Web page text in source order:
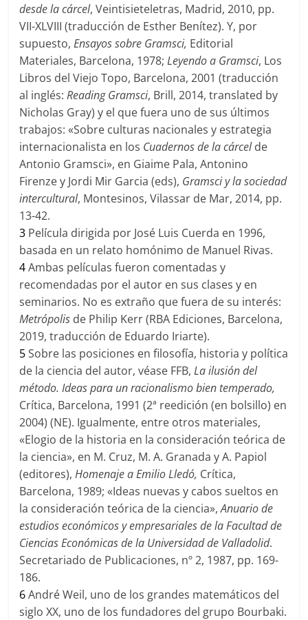
desde la cárcel, Veintisieteletras, Madrid, 2010, pp.
VII-XLVIII (traducción de Esther Benítez). Y, por
supuesto,Ensayos sobre Gramsci, Editorial
Materiales, Barcelona, 1978;Leyendo a Gramsci, Los
Libros del Viejo Topo, Barcelona, 2001 (traducción
al inglés:Reading Gramsci, Brill, 2014, translated by
Nicholas Gray) y el que fuera uno de sus últimos
trabajos: «Sobre culturas nacionales y estrategia
internacionalista en los Cuadernos de la cárcelde
Antonio Gramsci», en Giaime Pala, Antonino
Firenze y Jordi Mir Garcia (eds), Gramsci y la sociedad
intercultural, Montesinos, Vilassar de Mar, 2014, pp.
13-42.
3 Película dirigida por José Luis Cuerda en 1996,
basada en un relato homónimo de Manuel Rivas.
4Ambas películas fueron comentadas y
recomendadas por el autor en sus clases y en
seminarios. No es extraño que fuera de su interés:
Metrópolis de Philip Kerr (RBA Ediciones, Barcelona,
2019, traducción de Eduardo Iriarte).
5Sobre las posiciones en filosofía, historia y política
de la ciencia del autor, véase FFB,La ilusión del
método. Ideas para un racionalismo bien temperado,
Crítica, Barcelona, 1991 (2ª reedición (en bolsillo) en
2004) (NE). Igualmente, entre otros materiales,
«Elogio de la historia en la consideración teórica de
la ciencia», en M. Cruz, M. A. Granada y A. Papiol
(editores),Homenaje a Emilio Lledó, Crítica,
Barcelona, 1989; «Ideas nuevas y cabos sueltos en
la consideración teórica de la ciencia»,Anuario de
estudios económicos y empresariales de la Facultad de
Ciencias Económicas de la Universidad de Valladolid.
Secretariado de Publicaciones, nº 2, 1987, pp. 169-
186.
6André Weil, uno de los grandes matemáticos del
siglo XX, uno de los fundadores del grupo Bourbaki.